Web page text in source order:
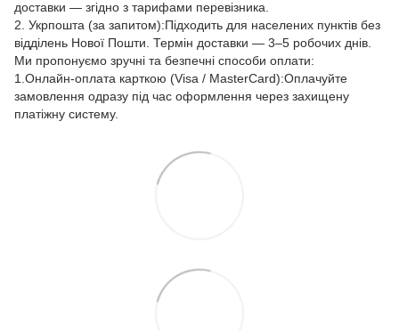
доставки — згідно з тарифами перевізника.
2. Укрпошта (за запитом):Підходить для населених пунктів без
відділень Нової Пошти. Термін доставки — 3–5 робочих днів.
Ми пропонуємо зручні та безпечні способи оплати:
1.Онлайн-оплата карткою (Visa / MasterCard):Оплачуйте
замовлення одразу під час оформлення через захищену
платіжну систему.